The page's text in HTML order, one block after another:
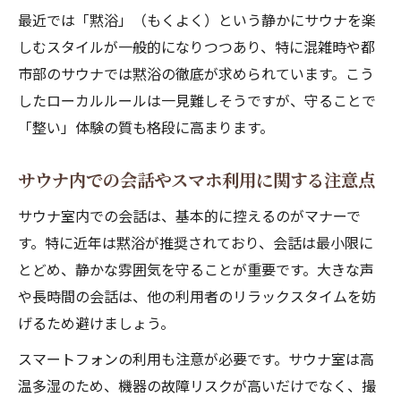
最近では「黙浴」（もくよく）という静かにサウナを楽
しむスタイルが一般的になりつつあり、特に混雑時や都
市部のサウナでは黙浴の徹底が求められています。こう
したローカルルールは一見難しそうですが、守ることで
「整い」体験の質も格段に高まります。
サウナ内での会話やスマホ利用に関する注意点
サウナ室内での会話は、基本的に控えるのがマナーで
す。特に近年は黙浴が推奨されており、会話は最小限に
とどめ、静かな雰囲気を守ることが重要です。大きな声
や長時間の会話は、他の利用者のリラックスタイムを妨
げるため避けましょう。
スマートフォンの利用も注意が必要です。サウナ室は高
温多湿のため、機器の故障リスクが高いだけでなく、撮